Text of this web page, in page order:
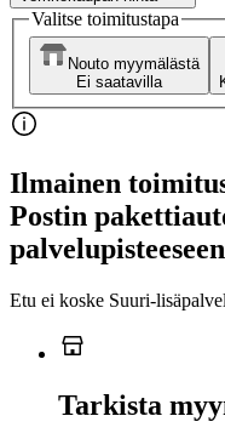
Valitse toimitustapa
Nouto myymälästä
Ei saatavilla
Ilmainen
Postin
Etu ei koske
Tarkista